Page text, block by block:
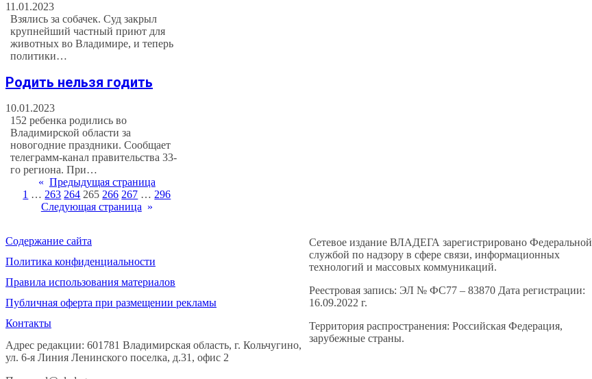
11.01.2023
Взялись за собачек. Суд закрыл
крупнейший частный приют для
животных во Владимире, и теперь
политики…
Родить нельзя годить
10.01.2023
152 ребенка родились во
Владимирской области за
новогодние праздники. Сообщает
телеграмм-канал правительства 33-
го региона. При…
« Предыдущая страница
1 … 263 264 265 266 267 … 296
Следующая страница »
Содержание сайта
Политика конфиденциальности
Правила использования материалов
Публичная оферта при размещении рекламы
Контакты
Адрес редакции: 601781 Владимирская область, г. Кольчугино,
ул. 6-я Линия Ленинского поселка, д.31, офис 2
Сетевое издание ВЛАДЕГА зарегистрировано Федеральной
службой по надзору в сфере связи, информационных
технологий и массовых коммуникаций.
Реестровая запись: ЭЛ № ФС77 – 83870 Дата регистрации:
16.09.2022 г.
Территория распространения: Российская Федерация,
зарубежные страны.